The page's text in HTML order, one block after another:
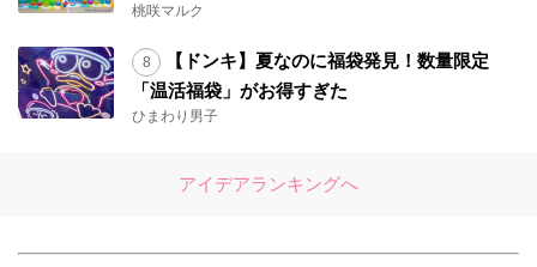
桃咲マルク
【ドンキ】夏なのに福袋発見！数量限定
「温活福袋」がお得すぎた
ひまわり男子
アイデアランキングへ